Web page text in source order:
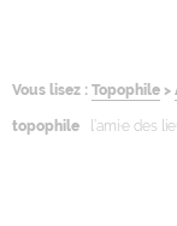
Vous lisez : Topophile >
topophile l’ami·e des